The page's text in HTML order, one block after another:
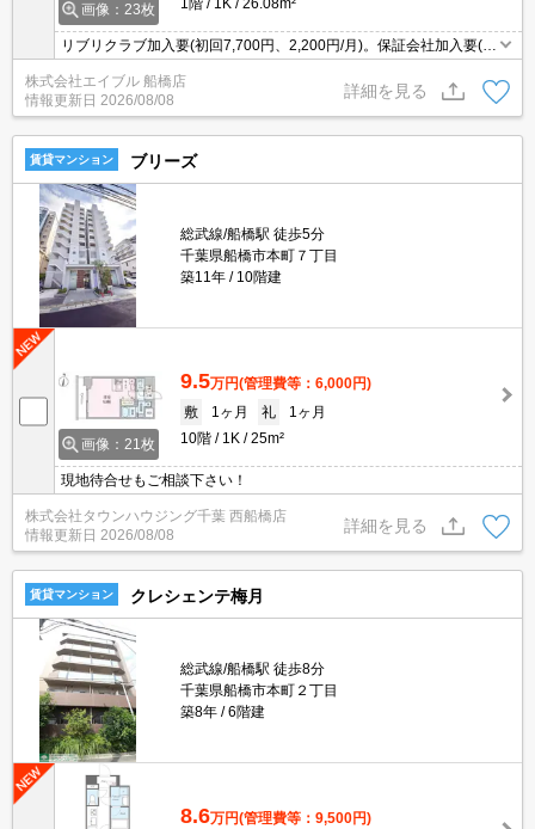
画像：23枚
1階
1K 26.08m²
リブリクラブ加入要(初回7,700円、2,200円/月)。保証会社加入要(初
回保証料賃料の100%、月次保証料1.1%)。浴室換気乾燥式。温水洗
浄便座付き。TVモニター付インターホン。
株式会社エイブル 船橋店
情報更新日 2026/08/08
詳細を見る
賃貸マンション ブリーズ
総武線/船橋駅 徒歩5分
千葉県船橋市本町７丁目
築11年
10階建
画像：21枚
9.5万円(管理費等：6,000円)
敷
1ヶ月 礼
1ヶ月
10階
1K 25m²
現地待合せもご相談下さい！
株式会社タウンハウジング千葉 西船橋店
情報更新日 2026/08/08
詳細を見る
賃貸マンション クレシェンテ梅月
総武線/船橋駅 徒歩8分
千葉県船橋市本町２丁目
築8年
6階建
8.6万円(管理費等：9,500円)